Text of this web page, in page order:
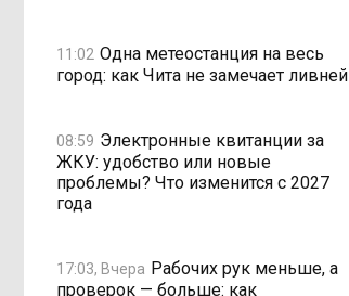
11:02 Одна метеостанция на весь
город: как Чита не замечает ливней
08:59 Электронные квитанции за
ЖКУ: удобство или новые
проблемы? Что изменится с 2027
года
17:03, Вчера Рабочих рук меньше, а
проверок — больше: как